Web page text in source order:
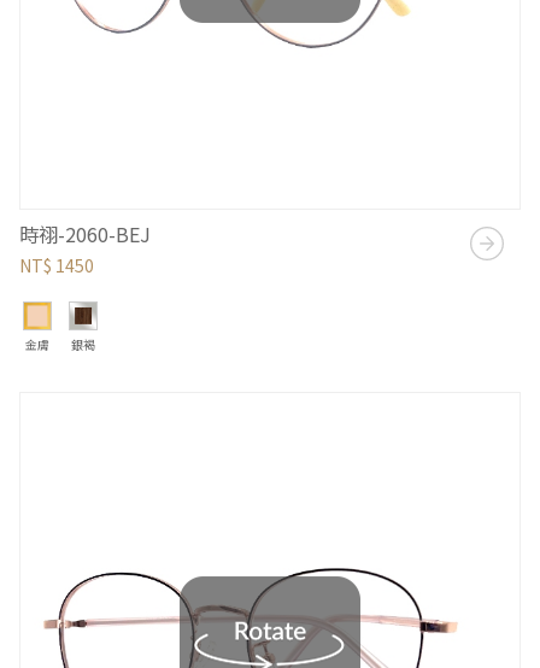
時祤-2060-BEJ
NT$ 1450
金膚 銀褐